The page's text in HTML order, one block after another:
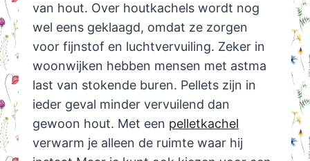
van hout. Over houtkachels wordt nog
wel eens geklaagd, omdat ze zorgen
voor fijnstof en luchtvervuiling. Zeker in
woonwijken hebben mensen met astma
last van stokende buren. Pellets zijn in
ieder geval minder vervuilend dan
gewoon hout. Met een pelletkachel
verwarm je alleen de ruimte waar hij